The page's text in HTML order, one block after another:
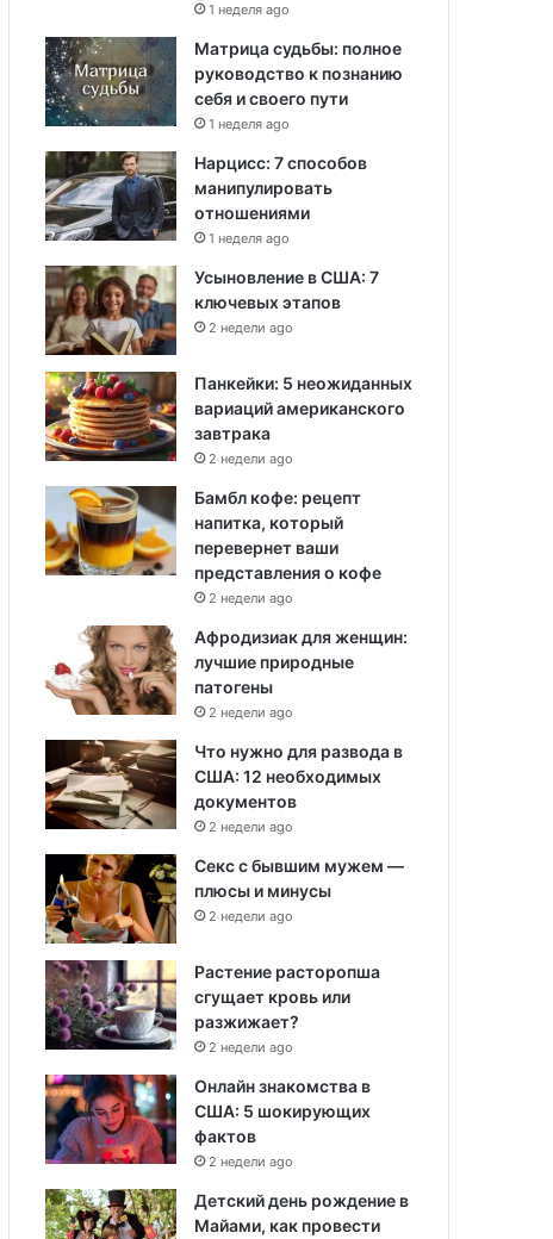
1 неделя ago
Матрица судьбы: полное
руководство к познанию
себя и своего пути
1 неделя ago
Нарцисс: 7 способов
манипулировать
отношениями
1 неделя ago
Усыновление в США: 7
ключевых этапов
2 недели ago
Панкейки: 5 неожиданных
вариаций американского
завтрака
2 недели ago
Бамбл кофе: рецепт
напитка, который
перевернет ваши
представления о кофе
2 недели ago
Афродизиак для женщин:
лучшие природные
патогены
2 недели ago
Что нужно для развода в
США: 12 необходимых
документов
2 недели ago
Секс с бывшим мужем —
плюсы и минусы
2 недели ago
Растение расторопша
сгущает кровь или
разжижает?
2 недели ago
Онлайн знакомства в
США: 5 шокирующих
фактов
2 недели ago
Детский день рождение в
Майами, как провести